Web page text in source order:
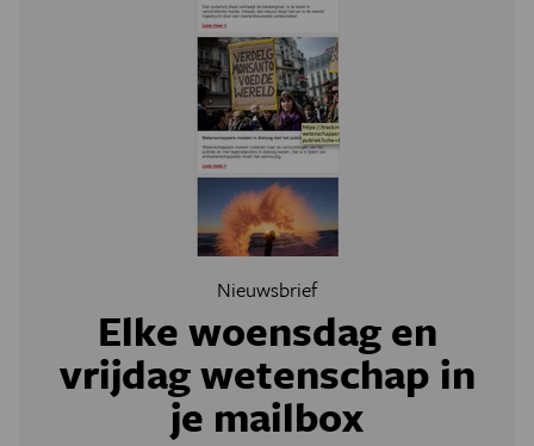
Nieuwsbrief
Elke woensdag en
vrijdag wetenschap in
je mailbox